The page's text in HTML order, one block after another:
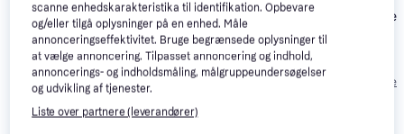
Beurer GS 400
White
4.7
210 kr.
Eller 3 betalinger af 70 kr.
Jata P111
165 kr.
Eller 3 betalinger af 55 kr.
Esperanza
EBS002K
46 kr.
Eller 3 betalinger
scanne enhedskarakteristika til identifikation. Opbevare
og/eller tilgå oplysninger på en enhed. Måle
annonceringseffektivitet. Bruge begrænsede oplysninger til
at vælge annoncering. Tilpasset annoncering og indhold,
annoncerings- og indholdsmåling, målgruppeundersøgelser
og udvikling af tjenester.
Liste over partnere (leverandører)